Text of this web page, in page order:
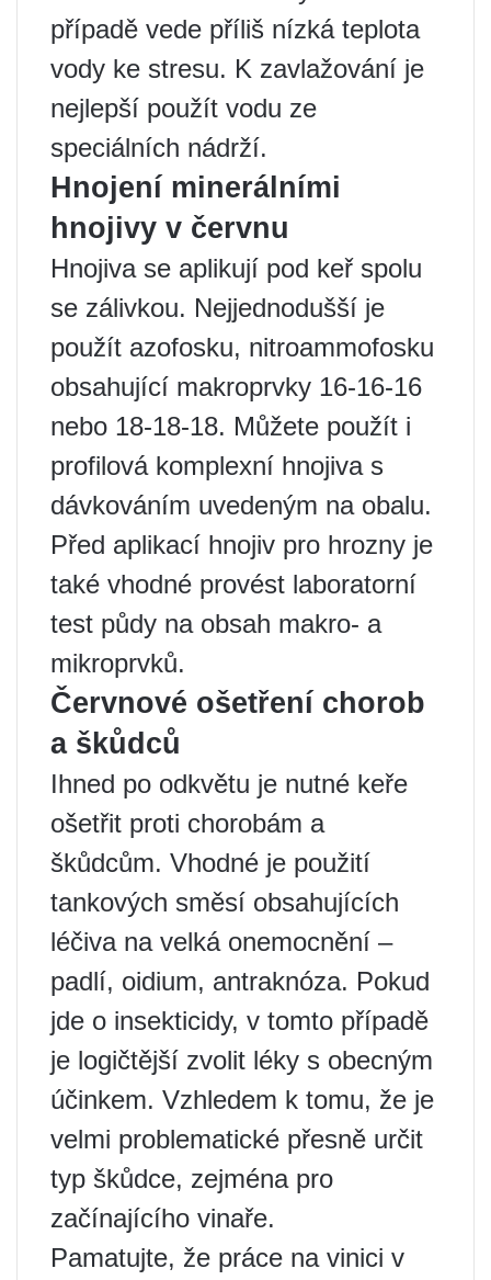
případě vede příliš nízká teplota
vody ke stresu. K zavlažování je
nejlepší použít vodu ze
speciálních nádrží.
Hnojení minerálními
hnojivy v červnu
Hnojiva se aplikují pod keř spolu
se zálivkou. Nejjednodušší je
použít azofosku, nitroammofosku
obsahující makroprvky 16-16-16
nebo 18-18-18. Můžete použít i
profilová komplexní hnojiva s
dávkováním uvedeným na obalu.
Před aplikací hnojiv pro hrozny je
také vhodné provést laboratorní
test půdy na obsah makro- a
mikroprvků.
Červnové ošetření chorob
a škůdců
Ihned po odkvětu je nutné keře
ošetřit proti chorobám a
škůdcům. Vhodné je použití
tankových směsí obsahujících
léčiva na velká onemocnění –
padlí, oidium, antraknóza. Pokud
jde o insekticidy, v tomto případě
je logičtější zvolit léky s obecným
účinkem. Vzhledem k tomu, že je
velmi problematické přesně určit
typ škůdce, zejména pro
začínajícího vinaře.
Pamatujte, že práce na vinici v